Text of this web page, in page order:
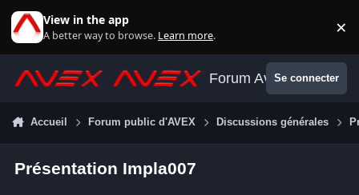
View in the app
A better way to browse. Learn more. ×
Forum AvexSe connecter
Accueil Forum public d'AVEX Discussions générales
Présentation Impla007